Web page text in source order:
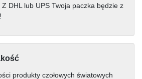
DHL lub UPS Twoja paczka będzie z
produkty czołowych światowych